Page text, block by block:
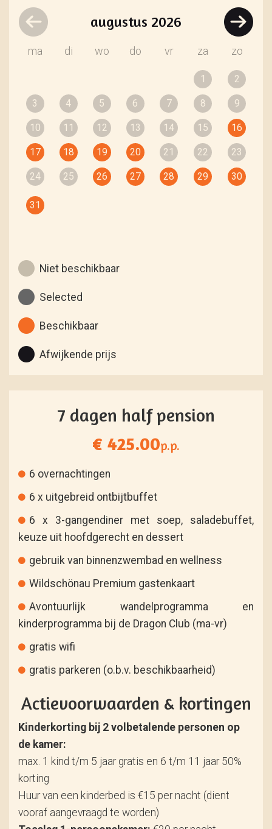
augustus 2026
ma di wo do vr za zo
1 2
3 4 5 6 7 8 9
10 11 12 13 14 15 16
17 18 19 20 21 22 23
24 25 26 27 28 29 30
31
Niet beschikbaar
Selected
Beschikbaar
Afwijkende prijs
7 dagen half pension
€ 425.00p.p.
6 overnachtingen
6 x uitgebreid ontbijtbuffet
6 x 3-gangendiner met soep, saladebuffet,
keuze uit hoofdgerecht en dessert
gebruik van binnenzwembad en wellness
Wildschönau Premium gastenkaart
Avontuurlijk wandelprogramma en
kinderprogramma bij de Dragon Club (ma-vr)
gratis wifi
gratis parkeren (o.b.v. beschikbaarheid)
Actievoorwaarden & kortingen
Kinderkorting bij 2 volbetalende personen op
de kamer:
max. 1 kind t/m 5 jaar gratis en 6 t/m 11 jaar 50%
korting
Huur van een kinderbed is €15 per nacht (dient
vooraf aangevraagd te worden)